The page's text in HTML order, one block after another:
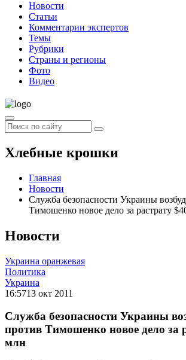
Новости
Статьи
Комментарии экспертов
Темы
Рубрики
Страны и регионы
Фото
Видео
Хлебные крошки
Главная
Новости
Служба безопасности Украины
Тимошенко новое дело за растрату
Новости
Украина оранжевая
Политика
Украина
16:5713 окт 2011
Служба безопасности Украины
против Тимошенко новое дело за
млн